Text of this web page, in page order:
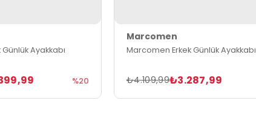
Ayakkabı
%20
Marcomen
Marcomen Erkek Günlük Ayakkabı
₺3.287,99
₺4.109,99